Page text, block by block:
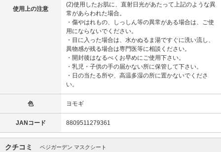
使用上の注意
(2)使用したお肌に、直射日光があたって上記のような異
常があらわれた場合。
・傷やはれもの、しっしん等の異常がある場合は、ご使
用にならないでください。
・目に入った場合は、水かぬるま湯ですぐに洗い流し、
異物感が残る場合は専門医等に相談ください。
・開封後はなるべくお早めにご使用下さい。
・乳児・子供の手の届かない所に保管して下さい。
・日の当たる所や、高温多湿の所に置かないでくださ
い。
色 ヨモギ
JANコード 8809511279361
クチコミ ベジガーデン マスクシート